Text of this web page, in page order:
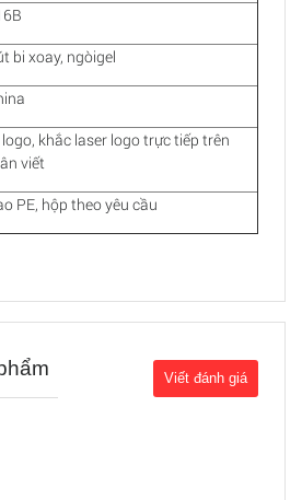
bi xoay, ngòigel
logo, khắc laser logo trực tiếp trên
viết
PE, hộp theo yêu cầu